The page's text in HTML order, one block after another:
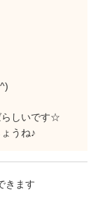
らしいです☆
うね♪
きます